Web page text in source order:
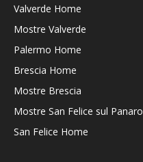
Valverde Home
Mostre Valverde
Palermo Home
Brescia Home
Mostre Brescia
Mostre San Felice sul Panaro
San Felice Home